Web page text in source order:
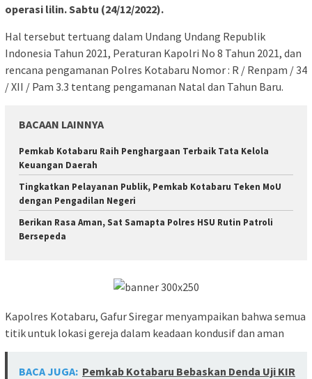
operasi lilin. Sabtu (24/12/2022).
Hal tersebut tertuang dalam Undang Undang Republik
Indonesia Tahun 2021, Peraturan Kapolri No 8 Tahun 2021, dan
rencana pengamanan Polres Kotabaru Nomor : R / Renpam / 34
/ XII / Pam 3.3 tentang pengamanan Natal dan Tahun Baru.
BACAAN LAINNYA
Pemkab Kotabaru Raih Penghargaan Terbaik Tata Kelola
Keuangan Daerah
Tingkatkan Pelayanan Publik, Pemkab Kotabaru Teken MoU
dengan Pengadilan Negeri
Berikan Rasa Aman, Sat Samapta Polres HSU Rutin Patroli
Bersepeda
Kapolres Kotabaru, Gafur Siregar menyampaikan bahwa semua
titik untuk lokasi gereja dalam keadaan kondusif dan aman
BACA JUGA: Pemkab Kotabaru Bebaskan Denda Uji KIR